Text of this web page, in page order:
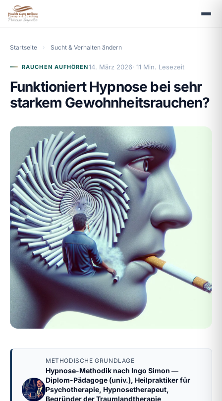
Startseite › Sucht & Verhalten ändern
RAUCHEN AUFHÖREN14. März 2026· 11 Min. Lesezeit
Funktioniert Hypnose bei sehr
starkem Gewohnheitsrauchen?
METHODISCHE GRUNDLAGE
Hypnose-Methodik nach Ingo Simon —
Diplom-Pädagoge (univ.), Heilpraktiker für
Psychotherapie, Hypnosetherapeut,
Begründer der Traumlandtherapie